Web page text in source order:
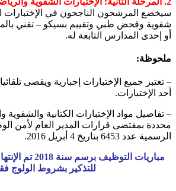
سيخضع المرشحون الناجحون في الإختبارات
شفوية وفحض طبي وتقييم بسيكو – تقني
أو إحدى المدارس التابعة له.
ملحوظة:
– تعتبر جميع الإختبارات إجبارية ويقصى
أحد الإختبارات.
– تفاصيل مواد الإختبارات الكتابية والشفوية
محددة بمقتضى قرارات المدير العام لأمن
الرسمية عدد 6453 بتاريخ 4 أبريل 2016.
مباريات التوظيف
للتذكير بشروط الولوج